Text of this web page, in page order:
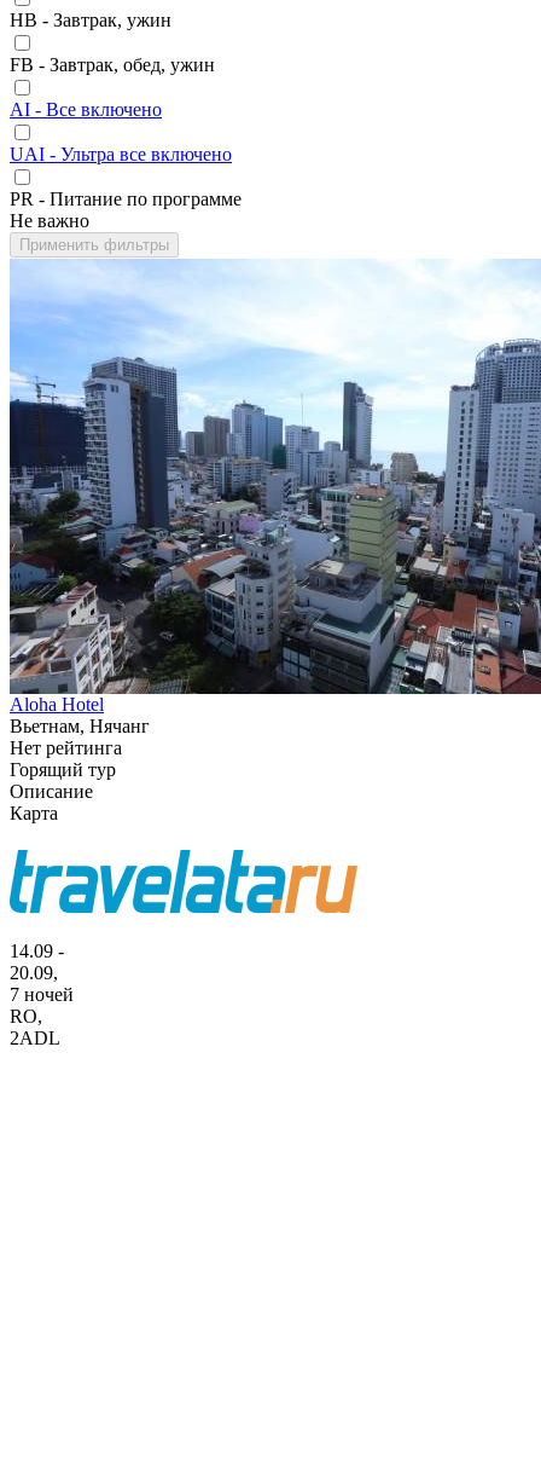
HB - Завтрак, ужин
FB - Завтрак, обед, ужин
AI - Все включено
UAI - Ультра все включено
PR - Питание по программе
Не важно
Применить фильтры
Aloha Hotel
Вьетнам, Нячанг
Нет рейтинга
Горящий тур
Описание
Карта
14.09 -
20.09,
7 ночей
RO,
2ADL